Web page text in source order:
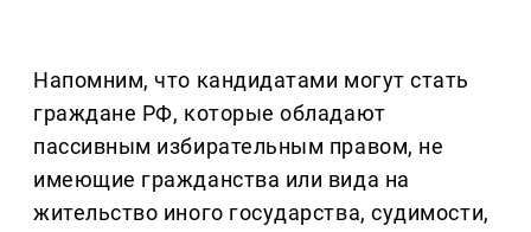
Напомним, что кандидатами могут стать
граждане РФ, которые обладают
пассивным избирательным правом, не
имеющие гражданства или вида на
жительство иного государства, судимости,